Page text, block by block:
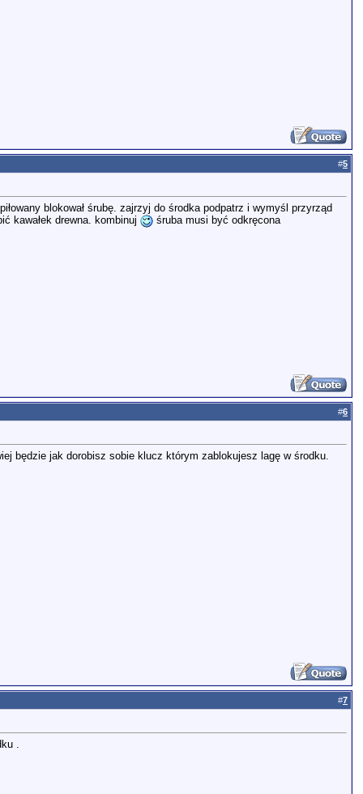
#5
blokował śrubę. zajrzyj do środka podpatrz i wymyśl przyrząd
kawałek drewna. kombinuj
śruba musi być odkręcona
#6
będzie jak dorobisz sobie klucz którym zablokujesz lagę w środku.
#7
.